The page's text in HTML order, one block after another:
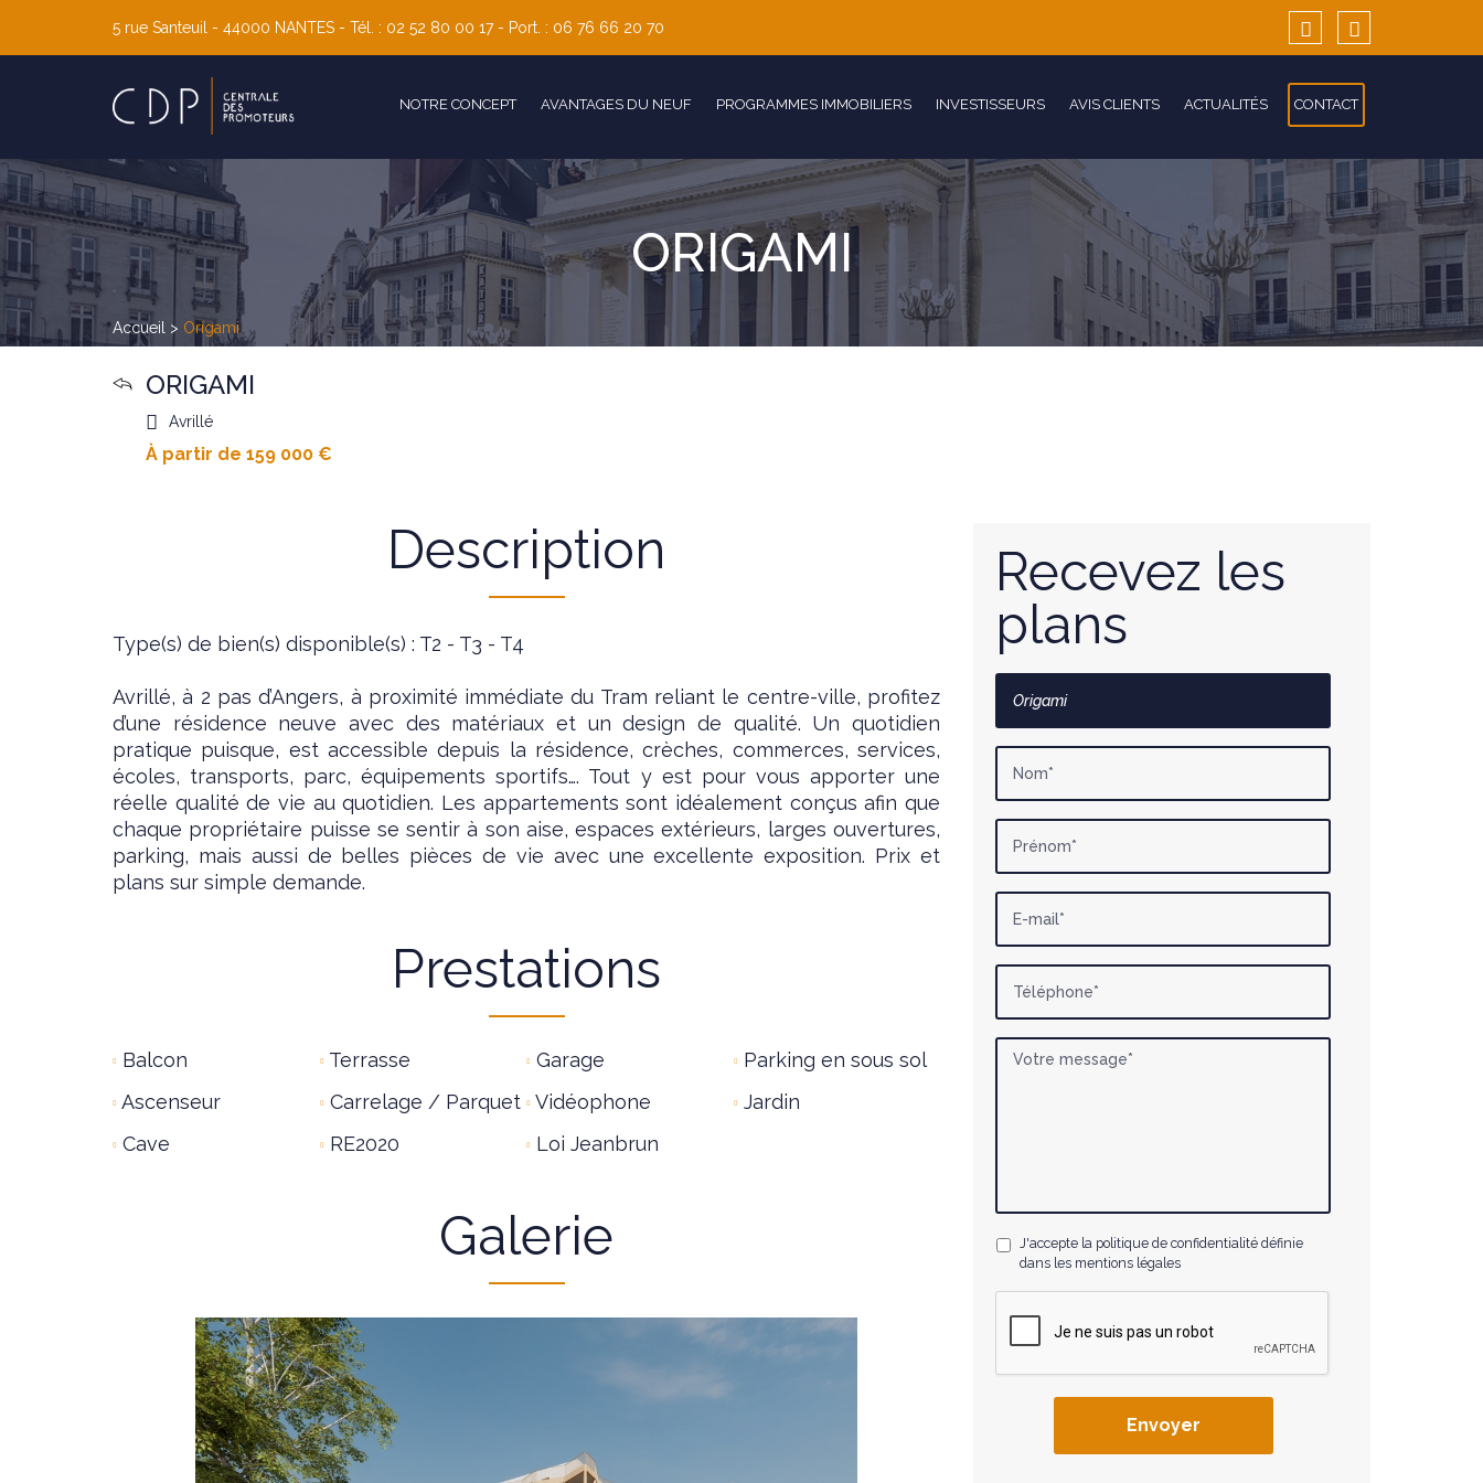
5 rue Santeuil - 44000 NANTES - Tél. : 02 52 80 00 17 - Port. : 06 76 66 20 70
NOTRE CONCEPT AVANTAGES DU NEUF PROGRAMMES IMMOBILIERS INVESTISSEURS AVIS CLIENTS ACTUALITÉS CONTACT
ORIGAMI
Accueil > Origami
ORIGAMI
Avrillé
À partir de 159 000 €
Description
Type(s) de bien(s) disponible(s) : T2 - T3 - T4
Avrillé, à 2 pas d’Angers, à proximité immédiate du Tram reliant le centre-ville, profitez
d’une résidence neuve avec des matériaux et un design de qualité. Un quotidien
pratique puisque, est accessible depuis la résidence, crèches, commerces, services,
écoles, transports, parc, équipements sportifs…. Tout y est pour vous apporter une
réelle qualité de vie au quotidien. Les appartements sont idéalement conçus afin que
chaque propriétaire puisse se sentir à son aise, espaces extérieurs, larges ouvertures,
parking, mais aussi de belles pièces de vie avec une excellente exposition. Prix et
plans sur simple demande.
Prestations
Balcon Terrasse Garage
Parking en sous sol
Ascenseur
Carrelage / Parquet Vidéophone
Jardin
Cave
RE2020 Loi Jeanbrun
Galerie
Recevez les
plans
J'accepte la politique de confidentialité définie
dans les mentions légales